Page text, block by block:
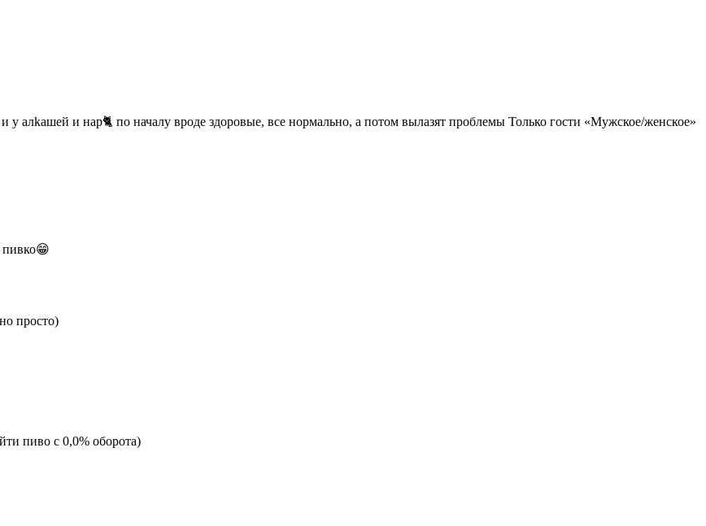
алkашей и нар🐈 по началу вроде здоровые, все нормально, а потом вылазят проблемы Только гости «Мужское/женское»
пивко😁
просто)
пиво с 0,0% оборота)